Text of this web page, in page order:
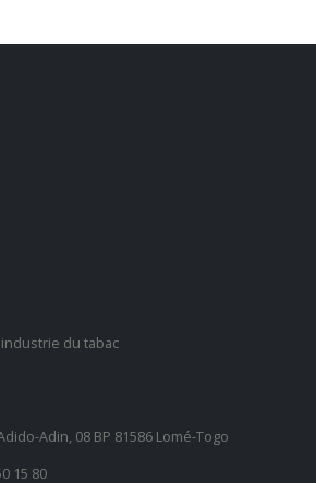
du tabac
Adin, 08 BP 81586 Lomé-Togo
15 80